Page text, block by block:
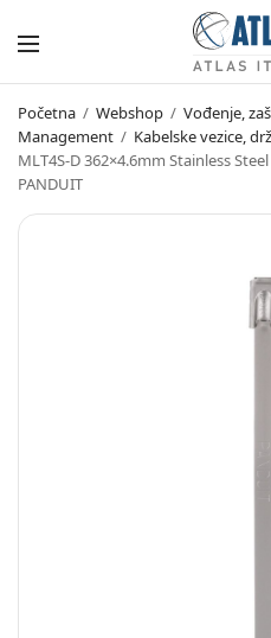
Početna / Webshop / Vođenje,
Management / Kabelske vezice,
MLT4S-D 362×4.6mm Stainless
PANDUIT